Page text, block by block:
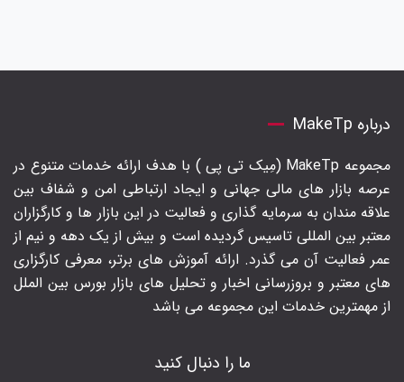
درباره MakeTp
مجموعه MakeTp (مِیک تی پی ) با هدف ارائه خدمات متنوع در
عرصه بازار های مالی جهانی و ایجاد ارتباطی امن و شفاف بین
علاقه مندان به سرمایه گذاری و فعالیت در این بازار ها و کارگزاران
معتبر بین المللی تاسیس گردیده است و بیش از یک دهه و نیم از
عمر فعالیت آن می گذرد. ارائه آموزش های برتر‍، معرفی کارگزاری
های معتبر و بروزرسانی اخبار و تحلیل های بازار بورس بین الملل
از مهمترین خدمات این مجموعه می باشد
ما را دنبال کنید